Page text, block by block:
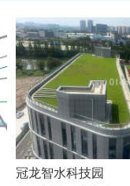
冠龙智水科技园